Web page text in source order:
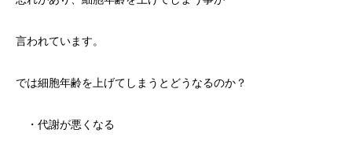
言われています。
では細胞年齢を上げてしまうとどうなるのか？
・代謝が悪くなる